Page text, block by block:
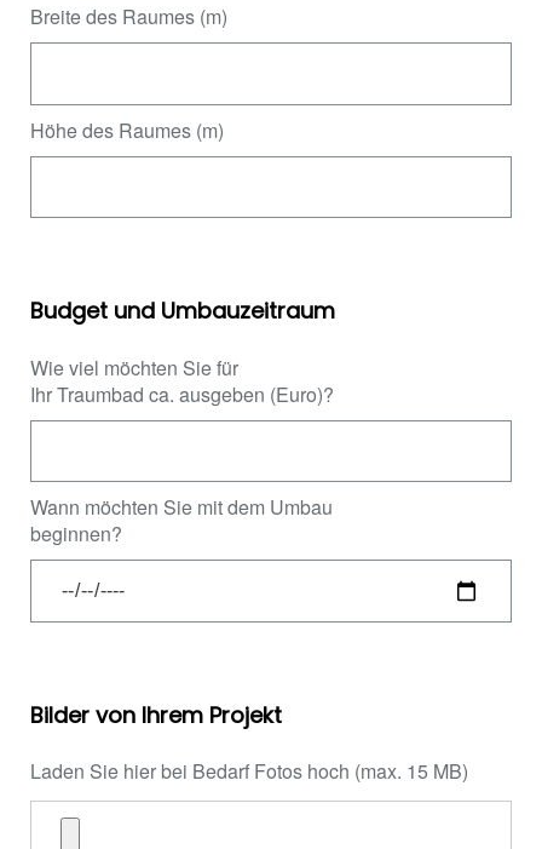
Breite des Raumes (m)
Höhe des Raumes (m)
Budget und Umbauzeitraum
Wie viel möchten Sie für
Ihr Traumbad ca. ausgeben (Euro)?
Wann möchten Sie mit dem Umbau
beginnen?
Bilder von Ihrem Projekt
Laden Sie hier bei Bedarf Fotos hoch (max. 15 MB)